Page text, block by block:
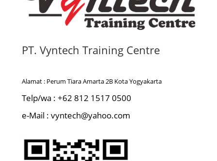
PT. Vyntech Training Centre
Alamat : Perum Tiara Amarta 2B Kota Yogyakarta
Telp/wa : +62 812 1517 0500
e-Mail : vyntech@yahoo.com